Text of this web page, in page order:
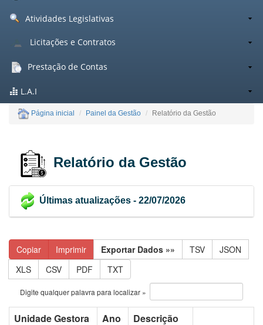
Atividades Legislativas
Licitações e Contratos
Prestação de Contas
L.A.I
Página inicial Painel da Gestão Relatório da Gestão
Relatório da Gestão
Últimas atualizações - 22/07/2026
Copiar Imprimir Exportar Dados »» TSV
JSON
XLS
CSV PDF TXT
Digite qualquer palavra para localizar »
Unidade Gestora Ano Descrição